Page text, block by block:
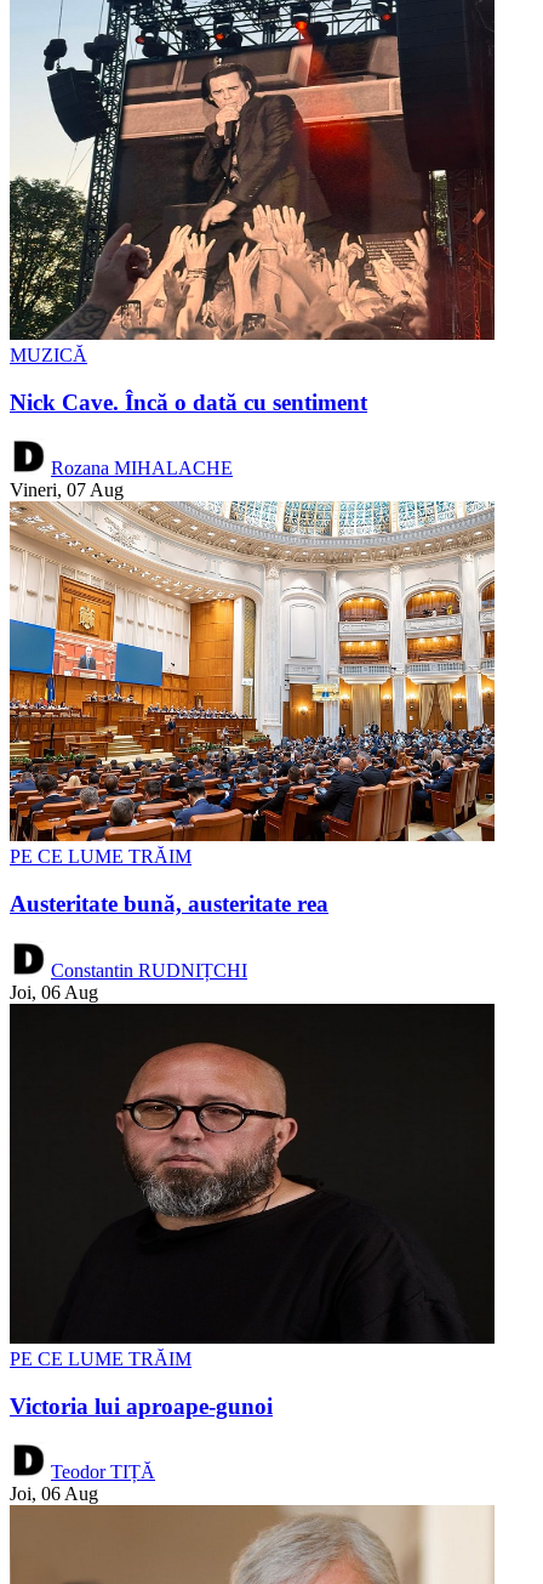
MUZICĂ
Nick Cave. Încă o dată cu sentiment
Rozana MIHALACHE
Vineri, 07 Aug
PE CE LUME TRĂIM
Austeritate bună, austeritate rea
Constantin RUDNIȚCHI
Joi, 06 Aug
PE CE LUME TRĂIM
Victoria lui aproape-gunoi
Teodor TIȚĂ
Joi, 06 Aug